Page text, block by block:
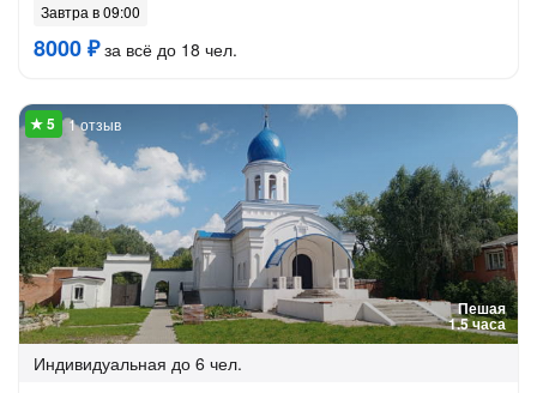
Завтра в 09:00
8000 ₽за всё до 18 чел.
Пешая
1.5 часа
1 отзыв
Индивидуальная до 6 чел.